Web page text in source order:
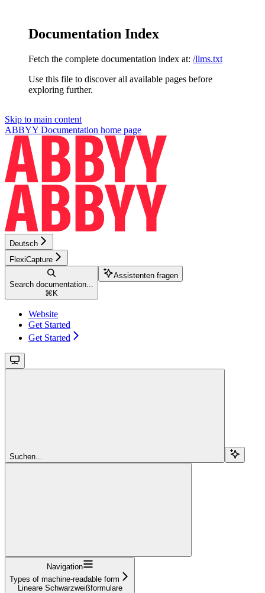
Documentation Index
Fetch the complete documentation index at: /llms.txt
Use this file to discover all available pages before
exploring further.
Skip to main content
ABBYY Documentation home page
Deutsch
FlexiCapture
Search documentation...
⌘ K
Assistenten fragen
Website
Get Started
Get Started
Suchen...
Navigation
Types of machine-readable form
Lineare Schwarzweißformulare